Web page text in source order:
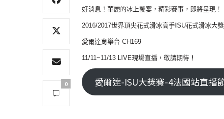
0
好消息！華麗的冰上饗宴，精彩賽事，即將呈現！
2016/2017世界頂尖花式滑冰高手ISU花式滑冰大
愛爾達育樂台 CH169
11/11~11/13 LIVE現場直播，敬請期待！
愛爾達-ISU大獎賽-4法國站直播